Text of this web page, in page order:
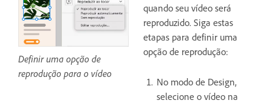
Definir uma opção de
reprodução para o vídeo
quando seu vídeo será
reproduzido. Siga estas
etapas para definir uma
opção de reprodução:
No modo de Design,
selecione o vídeo na